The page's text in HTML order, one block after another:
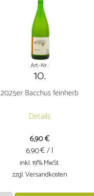
Art.-Nr.:
10.
2025er Bacchus feinherb
Details
6,90€
6.90€ / l
inkl. 19% MwSt.
zzgl. Versandkosten